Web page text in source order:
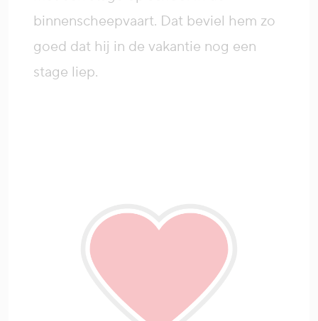
binnenscheepvaart. Dat beviel hem zo
goed dat hij in de vakantie nog een
stage liep.